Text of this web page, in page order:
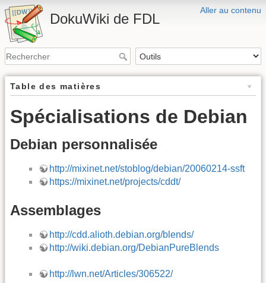
Aller au contenu
DokuWiki de FDL
Table des matières
Spécialisations de Debian
Debian personnalisée
http://mixinet.net/stoblog/debian/20060214-ssft
https://mixinet.net/projects/cddt/
Assemblages
http://cdd.alioth.debian.org/blends/
http://wiki.debian.org/DebianPureBlends
http://lwn.net/Articles/306522/